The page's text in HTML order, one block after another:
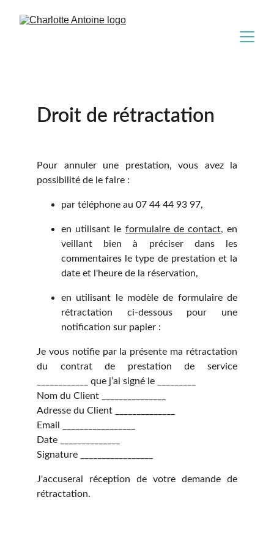
Droit de rétractation
Pour annuler une prestation, vous avez la
possibilité de le faire :
par téléphone au 07 44 44 93 97,
en utilisant le formulaire de contact, en
veillant bien à préciser dans les
commentaires le type de prestation et la
date et l'heure de la réservation,
en utilisant le modèle de formulaire de
rétractation ci-dessous pour une
notification sur papier :
Je vous notifie par la présente ma rétractation
du contrat de prestation de service
____________ que j’ai signé le _________
Nom du Client _______________
Adresse du Client ______________
Email _________________
Date ______________
Signature _________________
J'accuserai réception de votre demande de
rétractation.